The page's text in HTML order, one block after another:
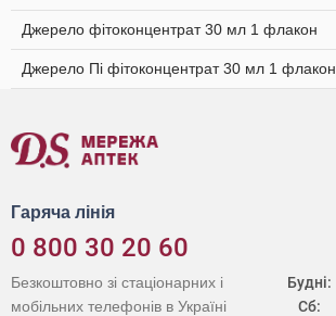
Джерело фітоконцентрат 30 мл 1 флакон
Джерело Пі фітоконцентрат 30 мл 1 флакон
Гаряча лінія
0 800 30 20 60
Будні:
Сб:
Безкоштовно зі стаціонарних і
мобільних телефонів в Україні